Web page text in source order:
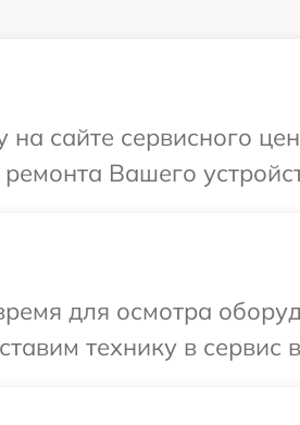
на сайте сервисного
Вашего
для осмотра
технику в сервис